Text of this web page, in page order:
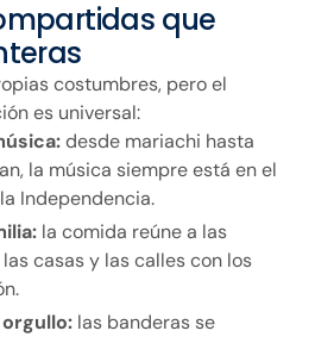
que
costumbres, pero el
es universal:
desde mariachi hasta
la música siempre está en el
Independencia.
la comida reúne a las
casas y las calles con los
las banderas se